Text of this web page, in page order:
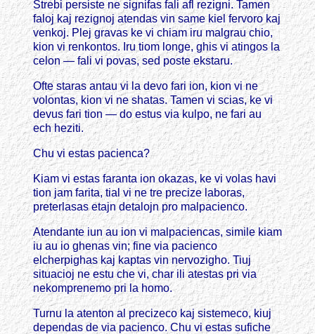
Strebi persiste ne signifas fali afl rezigni. Tamen
faloj kaj rezignoj atendas vin same kiel fervoro kaj
venkoj. Plej gravas ke vi chiam iru malgrau chio,
kion vi renkontos. Iru tiom longe, ghis vi atingos la
celon — fali vi povas, sed poste ekstaru.
Ofte staras antau vi la devo fari ion, kion vi ne
volontas, kion vi ne shatas. Tamen vi scias, ke vi
devus fari tion — do estus via kulpo, ne fari au
ech heziti.
Chu vi estas pacienca?
Kiam vi estas faranta ion okazas, ke vi volas havi
tion jam farita, tial vi ne tre precize laboras,
preterlasas etajn detalojn pro malpacienco.
Atendante iun au ion vi malpaciencas, simile kiam
iu au io ghenas vin; fine via pacienco
elcherpighas kaj kaptas vin nervozigho. Tiuj
situacioj ne estu che vi, char ili atestas pri via
nekomprenemo pri la homo.
Turnu la atenton al precizeco kaj sistemeco, kiuj
dependas de via pacienco. Chu vi estas sufiche